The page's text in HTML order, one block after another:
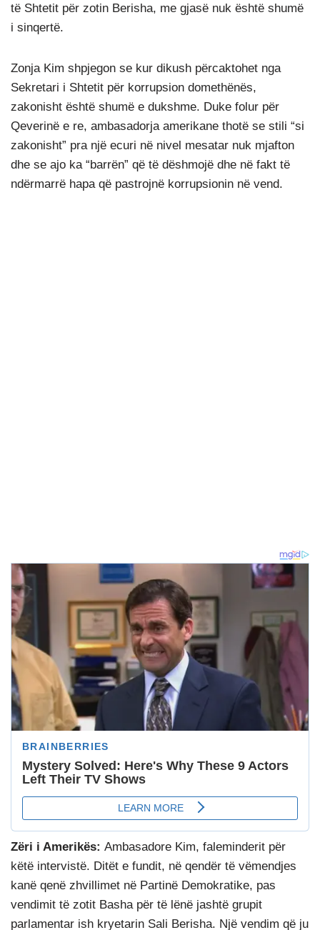
të Shtetit për zotin Berisha, me gjasë nuk është shumë
i sinqertë.
Zonja Kim shpjegon se kur dikush përcaktohet nga
Sekretari i Shtetit për korrupsion domethënës,
zakonisht është shumë e dukshme. Duke folur për
Qeverinë e re, ambasadorja amerikane thotë se stili “si
zakonisht” pra një ecuri në nivel mesatar nuk mjafton
dhe se ajo ka “barrën” që të dëshmojë dhe në fakt të
ndërmarrë hapa që pastrojnë korrupsionin në vend.
Zëri i Amerikës: Ambasadore Kim, faleminderit për
këtë intervistë. Ditët e fundit, në qendër të vëmendjes
kanë qenë zhvillimet në Partinë Demokratike, pas
vendimit të zotit Basha për të lënë jashtë grupit
parlamentar ish kryetarin Sali Berisha. Një vendim që ju